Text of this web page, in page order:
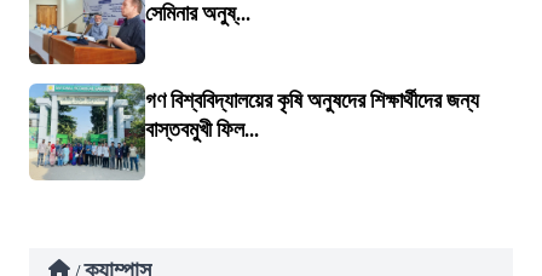
সেমিনার অনুষ্...
গণ বিশ্ববিদ্যালয়ের কৃষি অনুষদের শিক্ষার্থীদের জন্য
বাস্তবমুখী ফিল...
/ ক্যাম্পাস